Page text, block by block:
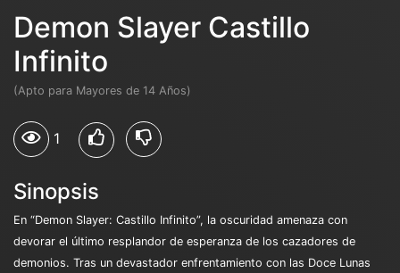
Demon Slayer Castillo
Infinito
(Apto para Mayores de 14 Años)
1
Sinopsis
En “Demon Slayer: Castillo Infinito”, la oscuridad amenaza con
devorar el último resplandor de esperanza de los cazadores de
demonios. Tras un devastador enfrentamiento con las Doce Lunas